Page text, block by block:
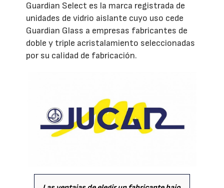
Guardian Select es la marca registrada de
unidades de vidrio aislante cuyo uso cede
Guardian Glass a empresas fabricantes de
doble y triple acristalamiento seleccionadas
por su calidad de fabricación.